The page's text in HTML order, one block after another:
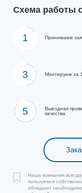
Схема работы
1 Принимаем
3 Монтируем за
5
Выездная
качества
Наша компания
пользуемся
обладают